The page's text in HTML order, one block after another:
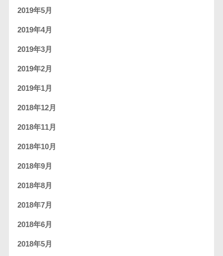
2019年5月
2019年4月
2019年3月
2019年2月
2019年1月
2018年12月
2018年11月
2018年10月
2018年9月
2018年8月
2018年7月
2018年6月
2018年5月